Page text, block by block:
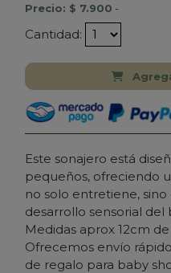
Precio: $ 7.900 -
Cantidad:
Este sonajero está
pequeños, ofreciendo
no solo entretiene,
desarrollo sensorial del
Medidas aprox 12cm
Ofrecemos envío
de regalo para baby